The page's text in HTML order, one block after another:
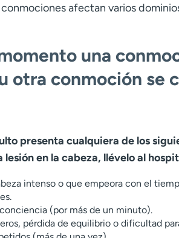
afectan varios
una
otra conmoción se
presenta cualquiera de los
lesión en la cabeza, llévelo al
intenso o que empeora con el
(por más de un minuto).
pérdida de equilibrio o dificultad